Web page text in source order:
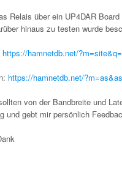
Relais über ein UP4DAR
hinaus zu testen wurde
https://hamnetdb.net/
https://hamnetdb.net/
von der Bandbreite und
und gebt mir persönlich